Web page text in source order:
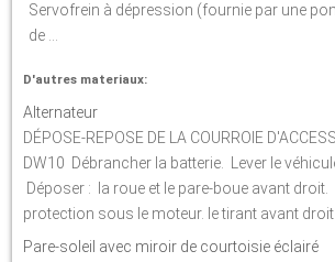
Servofrein à dépression (fournie par une
de ...
D'autres materiaux:
Alternateur
DÉPOSE-REPOSE DE LA COURROIE
DW10 Débrancher la batterie. Lever le
Déposer : la roue et le pare-boue avant droit.
protection sous le moteur. le tirant avant droit
Pare-soleil avec miroir de courtoisie éclairé